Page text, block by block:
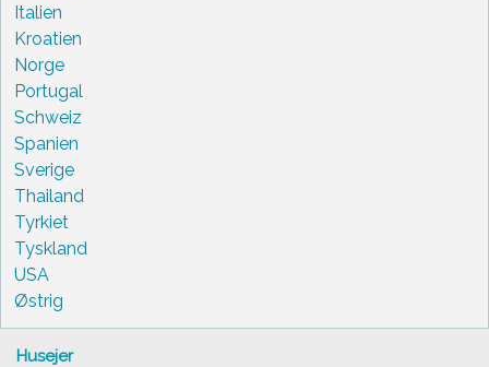
Italien
Kroatien
Norge
Portugal
Schweiz
Spanien
Sverige
Thailand
Tyrkiet
Tyskland
USA
Østrig
Husejer